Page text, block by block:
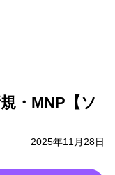
・MNP【ソ
2025年11月28日